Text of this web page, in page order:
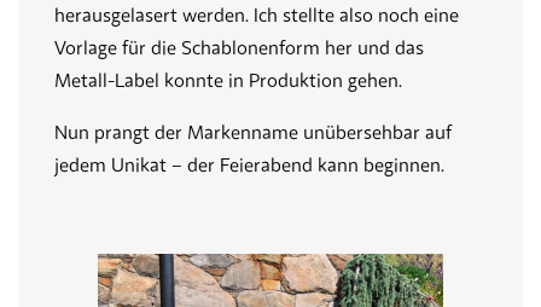
herausgelasert werden. Ich stellte also noch eine
Vorlage für die Schablonenform her und das
Metall-Label konnte in Produktion gehen.
Nun prangt der Markenname unübersehbar auf
jedem Unikat – der Feierabend kann beginnen.